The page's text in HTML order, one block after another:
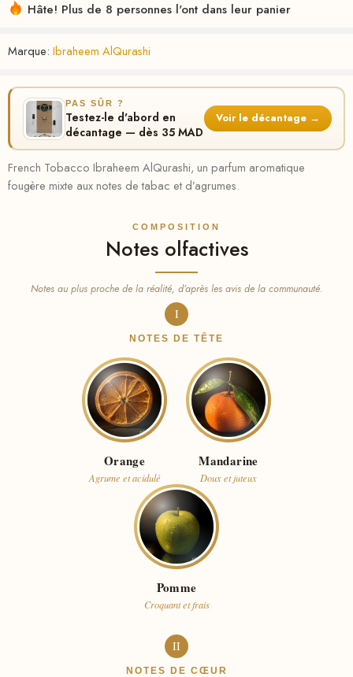
Hâte! Plus de 8 personnes l'ont dans leur panier
Marque: Ibraheem AlQurashi
PAS SÛR ?
Testez-le d'abord en
décantage — dès 35 MAD
Voir le décantage →
French Tobacco Ibraheem AlQurashi, un parfum aromatique
fougère mixte aux notes de tabac et d’agrumes.
COMPOSITION
Notes olfactives
Notes au plus proche de la réalité, d’après les avis de la communauté.
I
NOTES DE TÊTE
Orange
Agrume et acidulé
Mandarine
Doux et juteux
Pomme
Croquant et frais
II
NOTES DE CŒUR